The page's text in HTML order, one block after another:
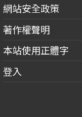
網站安全政策
著作權聲明
本站使用正體字
登入